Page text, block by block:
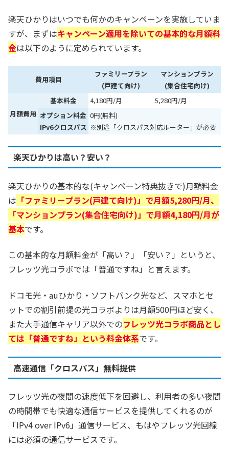
楽天ひかりはいつでも何かのキャンペーンを実施していま
すが、まずはキャンペーン適用を除いての基本的な月額料
金は以下のように定められています。
費用項目
ファミリープラン
(戸建て向け)
マンションプラン
(集合住宅向け)
月額費用
基本料金 4,180円/月
5,280円/月
オプション料金
IPv6クロスパス
0円(無料)
※別途「クロスパス対応ルーター」が必要
楽天ひかりは高い？安い？
楽天ひかりの基本的な(キャンペーン特典抜きで)月額料金
は 「ファミリープラン(戸建て向け)」で月額5,280円/月、
「マンションプラン(集合住宅向け)」で月額4,180円/月が
基本です。
この基本的な月額料金が「高い？」「安い？」というと、
フレッツ光コラボでは「普通ですね」と言えます。
ドコモ光・auひかり・ソフトバンク光など、スマホとセ
ットでの割引前提の光コラボよりは月額500円ほど安く、
また大手通信キャリア以外でのフレッツ光コラボ商品とし
ては「普通ですね」という料金体系です。
高速通信「クロスパス」無料提供
フレッツ光の夜間の速度低下を回避し、利用者の多い夜間
の時間帯でも快適な通信サービスを提供してくれるのが
「IPv4 over IPv6」通信サービス、もはやフレッツ光回線
には必須の通信サービスです。